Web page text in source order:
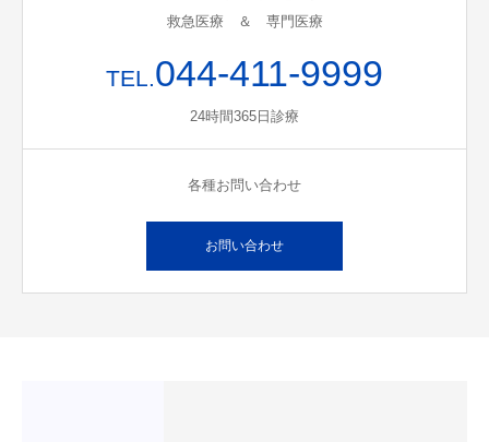
救急医療 ＆ 専門医療
TEL.044-411-9999
24時間365日診療
各種お問い合わせ
お問い合わせ